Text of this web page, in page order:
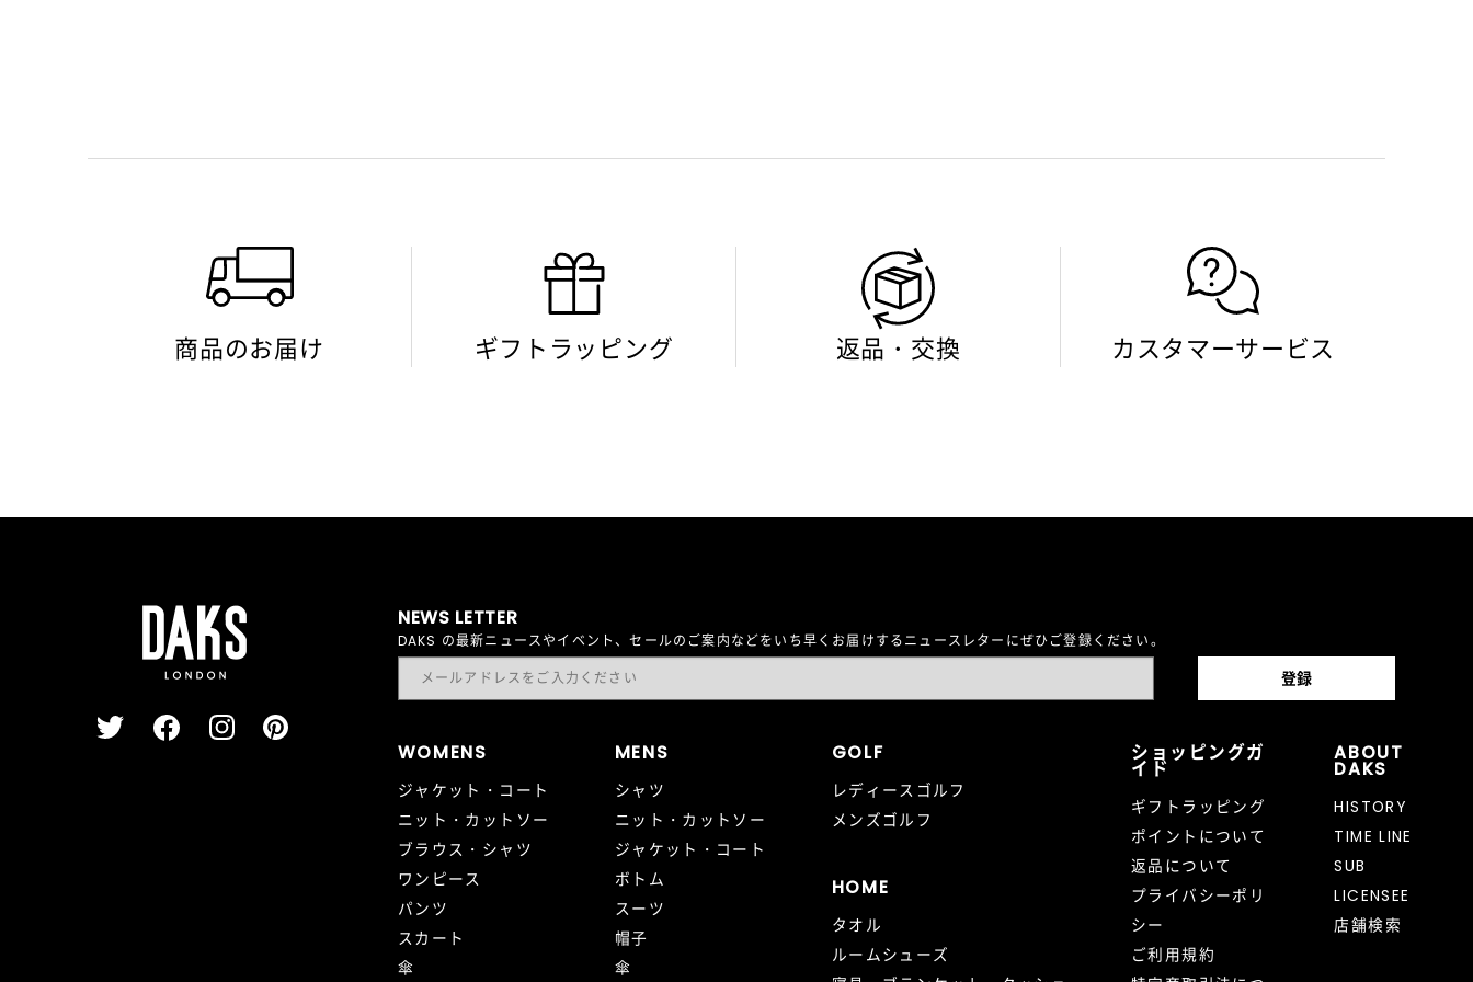
商品のお届け ギフトラッピング 返品・交換 カスタマーサービス
NEWS LETTER
DAKS の最新ニュースやイベント、セールのご案内などをいち早くお届けするニュースレターにぜひご登録ください。
WOMENS
ジャケット・コート
ニット・カットソー
ブラウス・シャツ
ワンピース
パンツ
スカート
傘
MENS
シャツ
ニット・カットソー
ジャケット・コート
ボトム
スーツ
帽子
傘
GOLF
レディースゴルフ
メンズゴルフ
HOME
タオル
ルームシューズ
ショッピングガ
イド
ギフトラッピング
ポイントについて
返品について
プライバシーポリ
シー
ご利用規約
ABOUT
DAKS
HISTORY
TIME LINE
SUB
LICENSEE
店舗検索